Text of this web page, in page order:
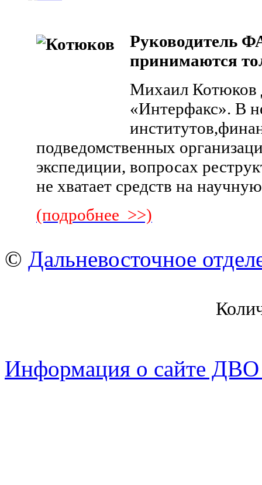
Руководитель
принимаются
Михаил Котюков
«Интерфакс». В
подведомственных
экспедиции, вопросах
не хватает средств на
(подробнее >>)
© Дальневосточное
Информация о сайте